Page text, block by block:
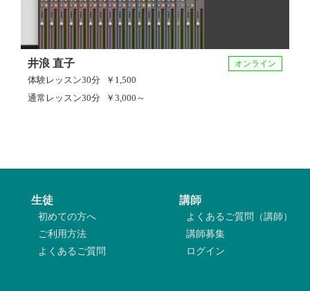
・ボカロ曲やオリジナル楽曲を制作してみたい方
・作曲や編曲の基礎を学びたい方
・音作りやMIXの技術を向上させたい方
・独学で伸び悩んでいる方
・自分のペースで音楽制作を学びたい方
井浪 直子 オンライン
体験レッスン30分
￥1,500
通常レッスン30分 ￥3,000～
生徒
初めての方へ
ご利用方法
よくあるご質問
講師
よくあるご質問（講師）
講師募集
ログイン